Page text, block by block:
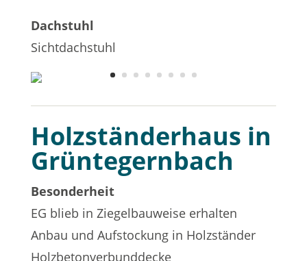
Dachstuhl
Sichtdachstuhl
Holzständerhaus in
Grüntegernbach
Besonderheit
EG blieb in Ziegelbauweise erhalten
Anbau und Aufstockung in Holzständer
Holzbetonverbunddecke